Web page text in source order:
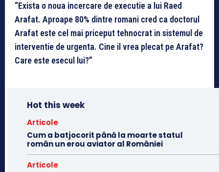
“Exista o noua incercare de executie a lui Raed
Arafat. Aproape 80% dintre romani cred ca doctorul
Arafat este cel mai priceput tehnocrat in sistemul de
interventie de urgenta. Cine il vrea plecat pe Arafat?
Care este esecul lui?”
Hot this week
Articole
Cum a batjocorit până la moarte statul
român un erou aviator al României
Articole